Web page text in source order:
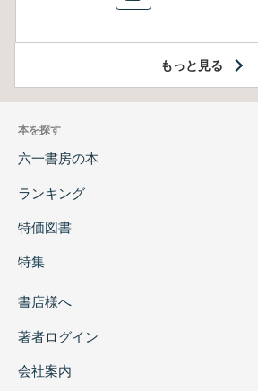
もっと見る
本を探す
六一書房の本
ランキング
特価図書
特集
書店様へ
著者ログイン
会社案内